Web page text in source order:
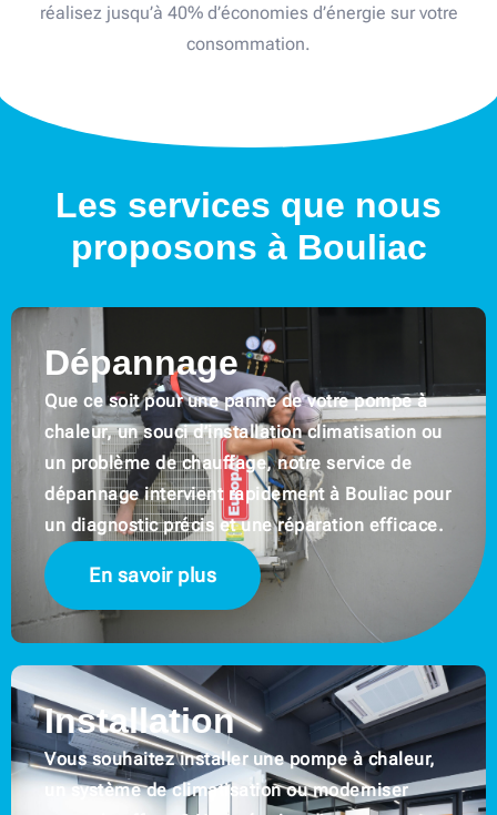
réalisez jusqu’à 40% d’économies d’énergie sur votre
consommation.
Les services que nous
proposons à Bouliac
Dépannage
Que ce soit pour une panne de votre pompe à
chaleur, un souci d’installation climatisation ou
un problème de chauffage, notre service de
dépannage intervient rapidement à Bouliac pour
un diagnostic précis et une réparation efficace.
En savoir plus
Installation
Vous souhaitez installer une pompe à chaleur,
un système de climatisation ou moderniser